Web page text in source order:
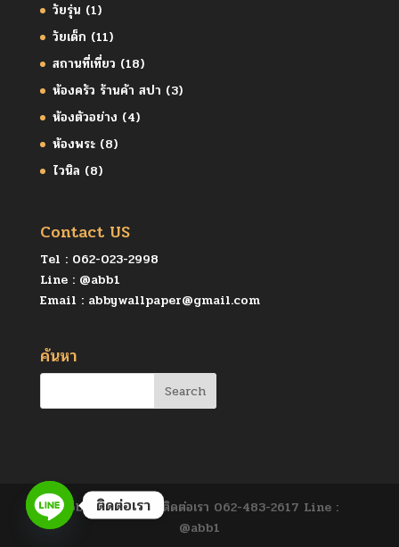
วัยรุ่น (1)
วัยเด็ก (11)
สถานที่เที่ยว (18)
ห้องครัว ร้านค้า สปา (3)
ห้องตัวอย่าง (4)
ห้องพระ(8)
ไวนิล (8)
Contact US
Tel : 062-023-2998
Line : @abb1
Email : abbywallpaper@gmail.com
ค้นหา
abbymural.com ติดต่อเรา 062-483-2617 Line :
@abb1
ติดต่อเรา